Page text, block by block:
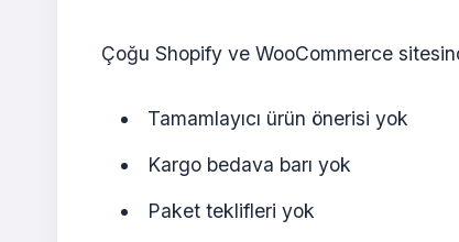
Çoğu Shopify ve WooCommerce
Tamamlayıcı ürün önerisi yok
Kargo bedava barı yok
Paket teklifleri yok